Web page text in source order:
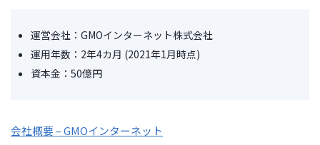
運営会社：GMOインターネット株式会社
運用年数：2年4カ月 (2021年1月時点)
資本金：50億円
会社概要 – GMOインターネット